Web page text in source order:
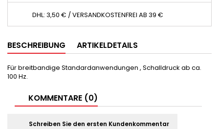
DHL: 3,50 € / VERSANDKOSTENFREI AB 39 €
BESCHREIBUNG ARTIKELDETAILS
Für breitbandige Standardanwendungen , Schalldruck ab ca.
100 Hz.
KOMMENTARE (0)
Schreiben Sie den ersten Kundenkommentar